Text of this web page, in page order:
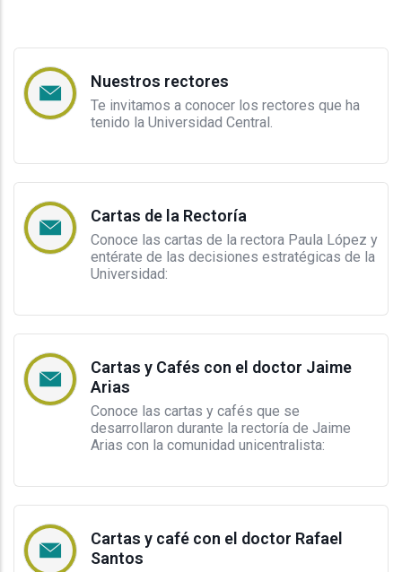
Nuestros rectores
Te invitamos a conocer los rectores que ha
tenido la Universidad Central.
Cartas de la Rectoría
Conoce las cartas de la rectora Paula López y
entérate de las decisiones estratégicas de la
Universidad:
Cartas y Cafés con el doctor Jaime
Arias
Conoce las cartas y cafés que se
desarrollaron durante la rectoría de Jaime
Arias con la comunidad unicentralista:
Cartas y café con el doctor Rafael
Santos